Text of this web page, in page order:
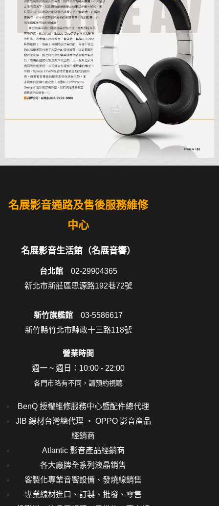
名展影音通路及售後服務維修
中心
名展影音生活館（名展音響）
台北館02-29904365
新北市新莊區思源路192巷72號
新竹旗艦館 03-5586617
新竹縣竹北市縣政十三路118號
營業時間
週一 ~ 週日：10:00 - 22:00
各門市略有不同，請預約視聽
BenQ 授權維修服務中心暨配件總代理
JIB 線材台灣總代理 ‧ OPPO 影音產品
經銷商
Atlantic 影音產品經銷商
各大廠牌全系列液晶銷售
客製化專業音響設備、發燒線銷售
專業線材進口、訂製、批發、零售